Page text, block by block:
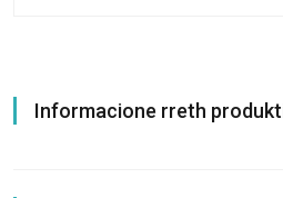
Informacione rreth